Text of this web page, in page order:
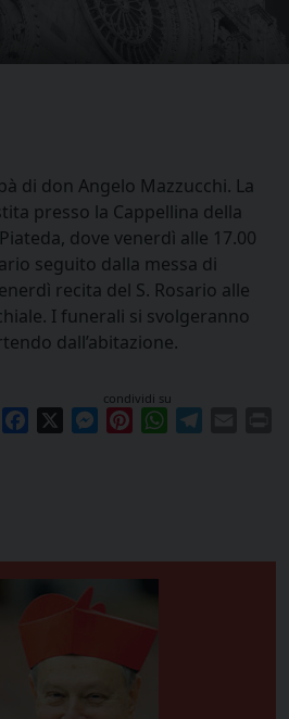
di don Angelo Mazzucchi. La
presso la Cappellina della
dove venerdì alle 17.00
seguito dalla messa di
recita del S. Rosario alle
I funerali si svolgeranno
dall’abitazione.
condividi su
Facebook Messenger
PinterestWhatsApp